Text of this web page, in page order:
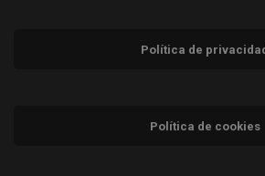
Política de privacidad
Política de cookies